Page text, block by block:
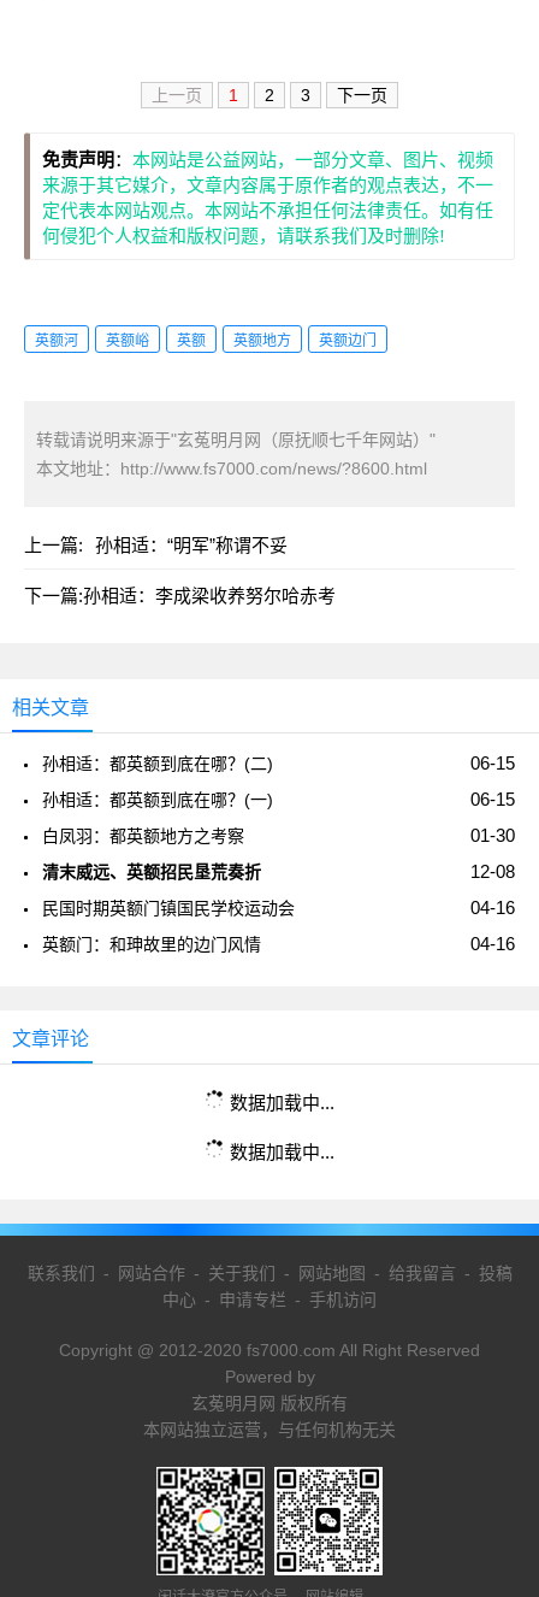
上一页 1 2 3 下一页
免责声明 ： 本网站是公益网站，一部分文章、图片、视频
来源于其它媒介，文章内容属于原作者的观点表达，不一
定代表本网站观点。本网站不承担任何法律责任。如有任
何侵犯个人权益和版权问题，请联系我们及时删除!
英额河 英额峪 英额 英额地方 英额边门
转载请说明来源于"玄菟明月网（原抚顺七千年网站）"
本文地址： http://www.fs7000.com/news/?8600.html
上一篇: 孙相适：“明军”称谓不妥
下一篇:孙相适：李成梁收养努尔哈赤考
相关文章
06-15
孙相适：都英额到底在哪？(二)
06-15
孙相适：都英额到底在哪？(一)
01-30
白凤羽：都英额地方之考察
12-08
清末威远、英额招民垦荒奏折
04-16
民国时期英额门镇国民学校运动会
04-16
英额门：和珅故里的边门风情
文章评论
数据加载中...
数据加载中...
联系我们 - 网站合作- 关于我们 - 网站地图 - 给我留言 - 投稿
中心 - 申请专栏 - 手机访问
Copyright @ 2012-2020 fs7000.com All Right Reserved
Powered by
玄菟明月网 版权所有
本网站独立运营，与任何机构无关